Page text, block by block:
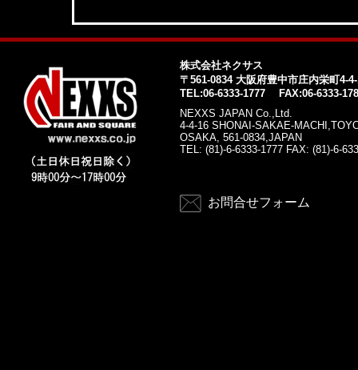
株式会社ネクサス
〒561-0834 大阪府豊中市庄内栄町4-
TEL:06-6333-1777 FAX:06-6333-
NEXXS JAPAN Co.,Ltd.
4-4-16 SHONAI-SAKAE-
OSAKA, 561-0834,JAPAN
TEL: (81)-6-6333-1777 FAX: (81)-6-
お問合せフォーム